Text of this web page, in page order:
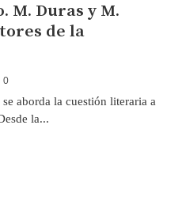
M. Duras y M.
de la
0
aborda la cuestión literaria a
la...